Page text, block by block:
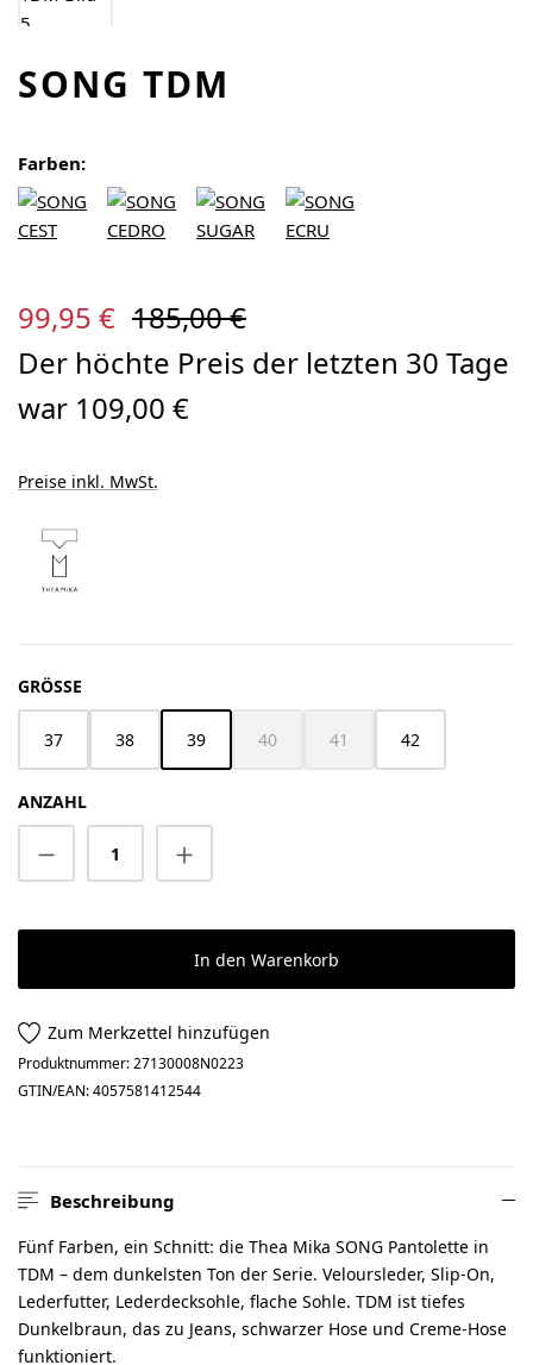
SONG TDM
Farben:
Verkaufspreis:
99,95 € Regulärer Preis:
185,00 €
Der höchte Preis der letzten 30 Tage
war 109,00 €
Preise inkl. MwSt.
GRÖSSE
37 38 39 40
(Diese Option ist zurzeit nicht
41
(Diese Option ist zurzeit
42
ANZAHL
Produkt Anzahl: Gib den gewünschten
In den Warenkorb
Zum Merkzettel hinzufügen
Produktnummer:27130008N0223
GTIN/EAN:4057581412544
Beschreibung
Fünf Farben, ein Schnitt: die Thea Mika SONG Pantolette in
TDM – dem dunkelsten Ton der Serie. Veloursleder, Slip-On,
Lederfutter, Lederdecksohle, flache Sohle. TDM ist tiefes
Dunkelbraun, das zu Jeans, schwarzer Hose und Creme-Hose
funktioniert.